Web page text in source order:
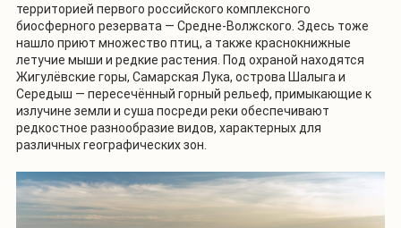
территорией первого российского комплексного
биосферного резервата — Средне-Волжского. Здесь тоже
нашло приют множество птиц, а также краснокнижные
летучие мыши и редкие растения. Под охраной находятся
Жигулёвские горы, Самарская Лука, острова Шалыга и
Середыш — пересечённый горный рельеф, примыкающие к
излучине земли и суша посреди реки обеспечивают
редкостное разнообразие видов, характерных для
различных географических зон.